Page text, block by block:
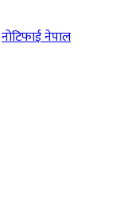
नोटिफाई नेपाल